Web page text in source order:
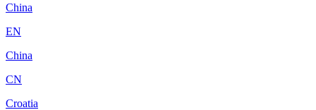
China
EN
China
CN
Croatia